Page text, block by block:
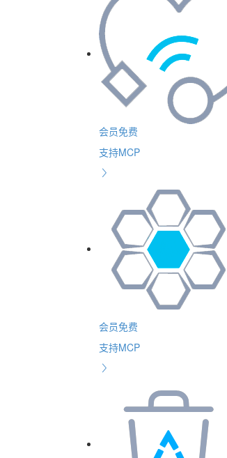
会员免费
支持MCP
会员免费
支持MCP